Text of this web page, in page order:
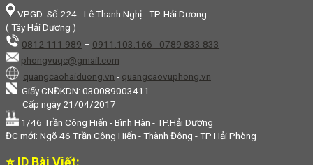
VPGD: Số 224 - Lê Thanh Nghị - TP. Hải Dương
( Tây Hải Dương )
0812.111.989 – 0911.103.166 - 0789 833 833
phongvuqc@gmail.com
quangcaohaiduong.vn - quangcaovuphong.vn
Giấy CNĐKDN: 030089003411
Cấp ngày 21/04/2017
1/46 Trần Công Hiến - Bình Hàn - TP.Hải Dương
ĐC mới: Ngõ 46 Trần Công Hiến - Thành Đông - TP Hải Phòng
⭐ ID Bài Viết: